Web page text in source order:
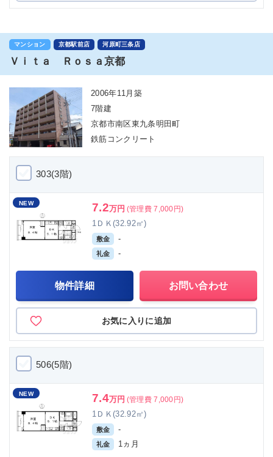
マンション 京都駅前店 河原町三条店
Ｖｉｔａ Ｒｏｓａ京都
2006年11月築
7階建
京都市南区東九条明田町
鉄筋コンクリート
303(3階)
NEW 7.2万円 (管理費 7,000円)
1ＤＫ(32.92㎡)
敷金 -
礼金 -
物件詳細 お問い合わせ
お気に入りに追加
506(5階)
NEW 7.4万円 (管理費 7,000円)
1ＤＫ(32.92㎡)
敷金 -
礼金 1ヵ月